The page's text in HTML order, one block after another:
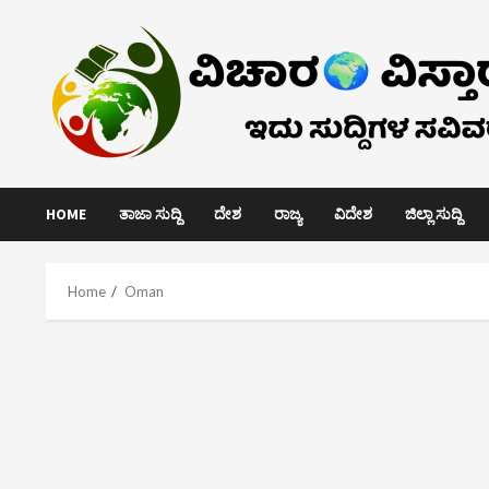
HOME ತಾಜಾ ಸುದ್ದಿ ದೇಶ ರಾಜ್ಯ ವಿದೇಶ ಜಿಲ್ಲಾ ಸುದ್ದಿ
Home Oman